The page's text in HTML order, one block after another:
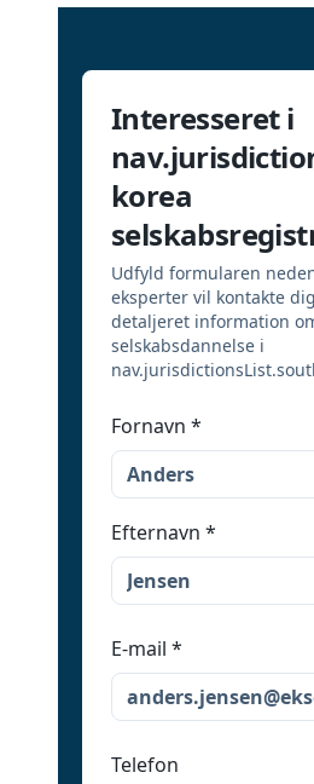
Interesseret i
korea
Udfyld formularen
eksperter vil kontakte
detaljeret information
selskabsdannelse i
Fornavn *
Efternavn *
E-mail *
Telefon